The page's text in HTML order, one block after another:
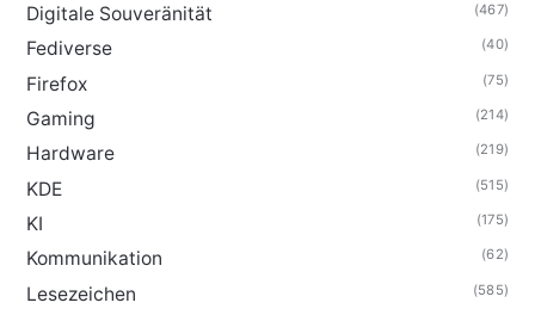
Digitale Souveränität (467)
Fediverse (40)
Firefox (75)
Gaming (214)
Hardware (219)
KDE (515)
KI (175)
Kommunikation (62)
Lesezeichen (585)